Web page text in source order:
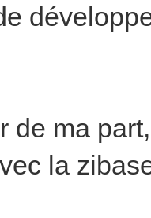
de ma
la